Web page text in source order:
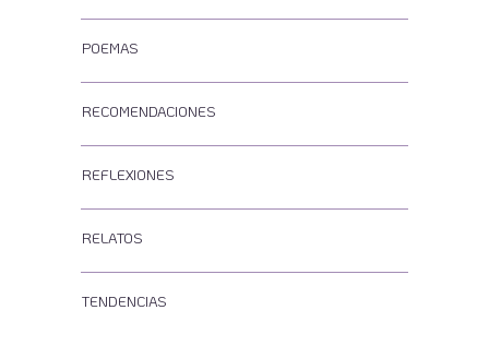
POEMAS
RECOMENDACIONES
REFLEXIONES
RELATOS
TENDENCIAS